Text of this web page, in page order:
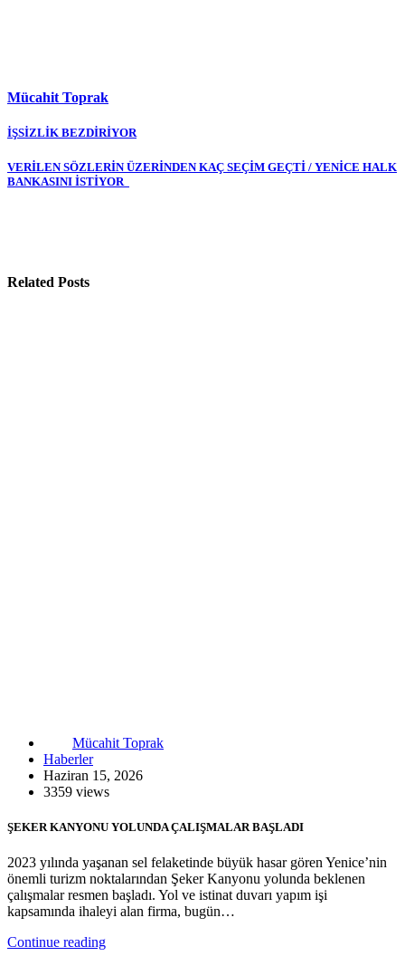
Mücahit Toprak
Yazı
gezinmesi
İŞSİZLİK BEZDİRİYOR
VERİLEN SÖZLERİN ÜZERİNDEN KAÇ SEÇİM GEÇTİ / YENİCE HALK
BANKASINI İSTİYOR
Related Posts
Mücahit Toprak
Haberler
Haziran 15, 2026
3359 views
ŞEKER KANYONU YOLUNDA ÇALIŞMALAR BAŞLADI
2023 yılında yaşanan sel felaketinde büyük hasar gören Yenice’nin
önemli turizm noktalarından Şeker Kanyonu yolunda beklenen
çalışmalar resmen başladı. Yol ve istinat duvarı yapım işi
kapsamında ihaleyi alan firma, bugün…
Continue reading